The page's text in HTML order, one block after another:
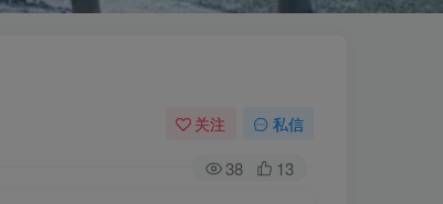
关注 私信
38 13